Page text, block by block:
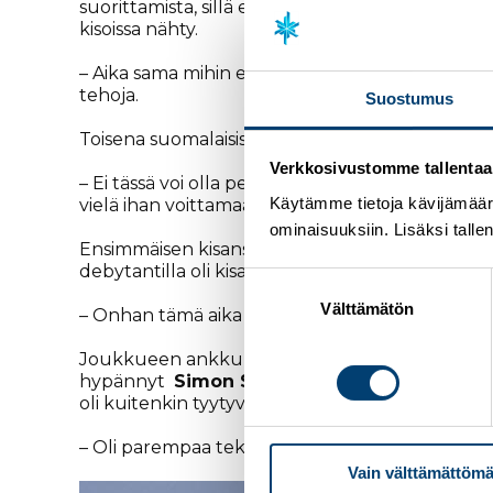
Suostumus
Verkkosivustomme
Käytämme tietoja
ominaisuuksiin. Lisäksi
Suostumuksen
Välttämätön
Vain
suorittamista, sillä eilisessä kilpailussa hän
kisoissa nähty.
– Aika sama mihin eilen jäätiin. Hyppy on
tehoja.
Toisena suomalaisista tornista tuli alas
– Ei tässä voi olla pettynytkään voi olla. Tuo
vielä ihan voittamaan vielä tultu, mutta hyvää
Ensimmäisen kisansa nuorten MM-kisatasolla
debytantilla oli kisan jälkeen hyvä, vaikka
– Onhan tämä aika siistiä! Vaikka hyppy
Joukkueen ankkurin
89
hypännyt Simon Spiewok
kesti
oli kuitenkin tyytyväinen illan suoritukseensa,
– Oli parempaa tekemistä, kuin eilen. Sain